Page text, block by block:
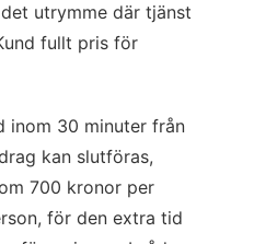
utrymme där tjänst
fullt pris för
inom 30 minuter från
kan slutföras,
700 kronor per
för den extra tid